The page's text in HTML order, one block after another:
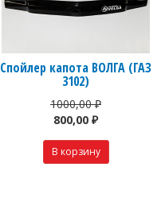
Спойлер капота ВОЛГА (ГАЗ
3102)
1000,00 ₽
800,00 ₽